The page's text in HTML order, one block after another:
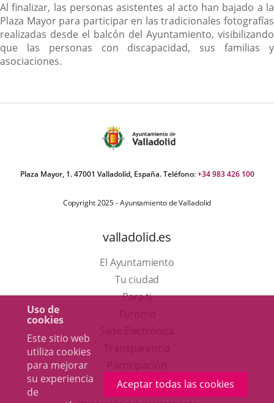
Uso de
cookies
Este sitio web
utiliza cookies
para mejorar
su experiencia
de
Aceptar todas las cookies
Al finalizar, las personas asistentes al acto han bajado a la
Plaza Mayor para participar en las tradicionales fotografías
realizadas desde el balcón del Ayuntamiento, visibilizando
que las personas con discapacidad, sus familias y
asociaciones.
Plaza Mayor, 1. 47001 Valladolid, España. Teléfono:+34 983 426 100
Copyright 2025 - Ayuntamiento de Valladolid
valladolid.es
El Ayuntamiento
Tu ciudad
Para ti
en
una
aplicación
externa.